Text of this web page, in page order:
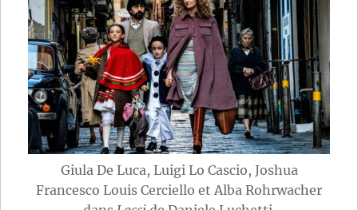
Giula De Luca, Luigi Lo Cascio, Joshua
Francesco Louis Cerciello et Alba Rohrwacher